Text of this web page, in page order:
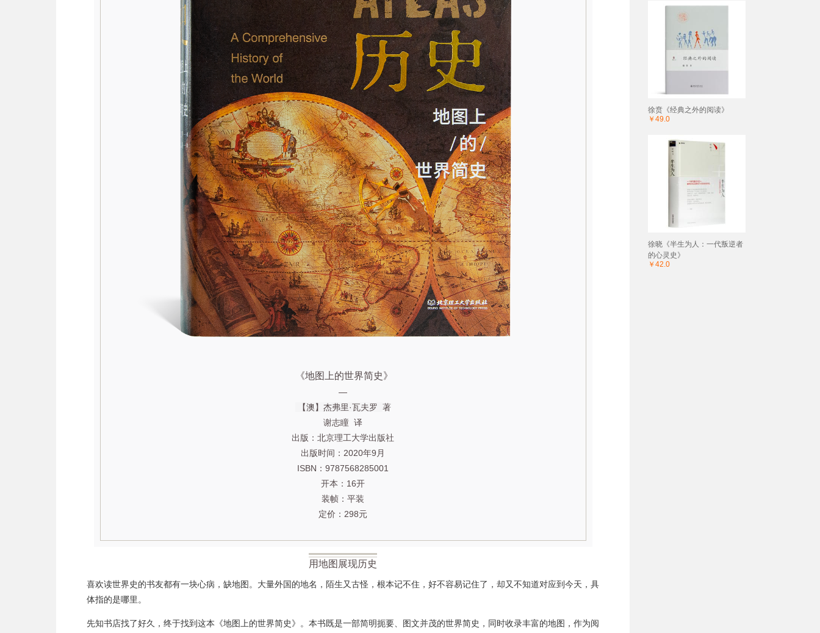
《地图上的世界简史》
—
【澳】杰弗里·瓦夫罗 著
谢志瞳 译
出版：北京理工大学出版社
出版时间：2020年9月
ISBN：9787568285001
开本：16开
装帧：平装
定价：298元
用地图展现历史
喜欢读世界史的书友都有一块心病，缺地图。大量外国的地名，陌生又古怪，根本记不住，好不容易记住了，却又不知道对应到今天，具
体指的是哪里。
先知书店找了好久，终于找到这本《地图上的世界简史》。本书既是一部简明扼要、图文并茂的世界简史，同时收录丰富的地图，作为阅
徐贲《经典之外的阅读》
￥49.0
徐晓《半生为人：一代叛逆者
的心灵史》
￥42.0